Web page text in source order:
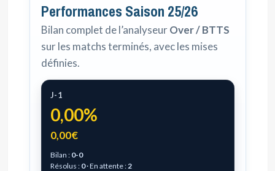
Performances Saison 25/26
Bilan complet de l’analyseurOver / BTTS
sur les matchs terminés, avec les mises
définies.
J-1
0,00%
0,00€
Bilan : 0-0
Résolus : 0· En attente : 2